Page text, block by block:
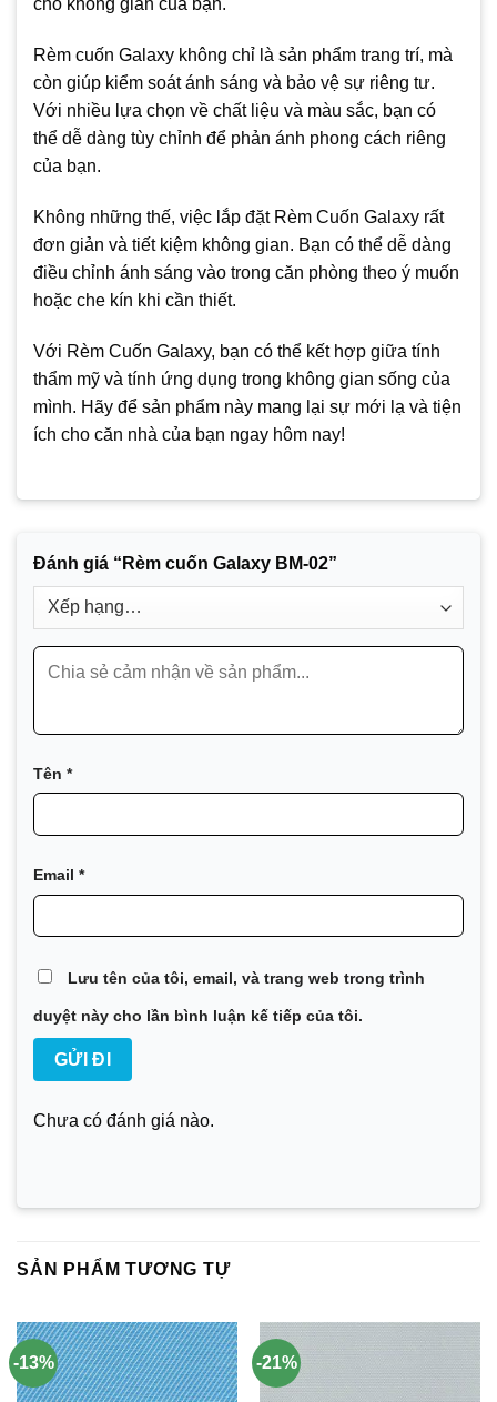
cho không gian của bạn.
Rèm cuốn Galaxy không chỉ là sản phẩm trang trí, mà
còn giúp kiểm soát ánh sáng và bảo vệ sự riêng tư.
Với nhiều lựa chọn về chất liệu và màu sắc, bạn có
thể dễ dàng tùy chỉnh để phản ánh phong cách riêng
của bạn.
Không những thế, việc lắp đặt Rèm Cuốn Galaxy rất
đơn giản và tiết kiệm không gian. Bạn có thể dễ dàng
điều chỉnh ánh sáng vào trong căn phòng theo ý muốn
hoặc che kín khi cần thiết.
Với Rèm Cuốn Galaxy, bạn có thể kết hợp giữa tính
thẩm mỹ và tính ứng dụng trong không gian sống của
mình. Hãy để sản phẩm này mang lại sự mới lạ và tiện
ích cho căn nhà của bạn ngay hôm nay!
Đánh giá “Rèm cuốn Galaxy BM-02”
Tên *
Email *
Lưu tên của tôi, email, và trang web trong trình
duyệt này cho lần bình luận kế tiếp của tôi.
Chưa có đánh giá nào.
SẢN PHẨM TƯƠNG TỰ
-13% -21%